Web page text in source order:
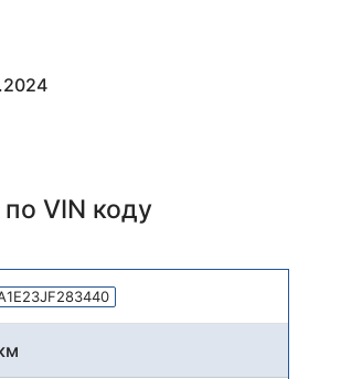
по VIN коду